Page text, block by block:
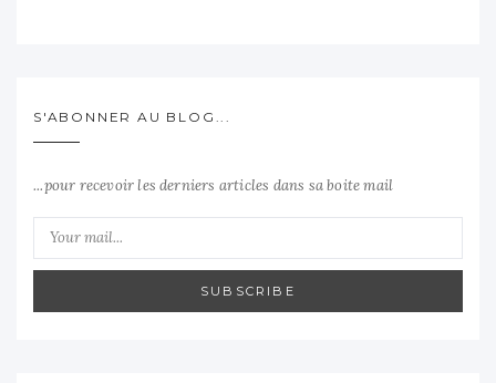
S'ABONNER AU BLOG...
...pour recevoir les derniers articles dans sa boite mail
SUBSCRIBE